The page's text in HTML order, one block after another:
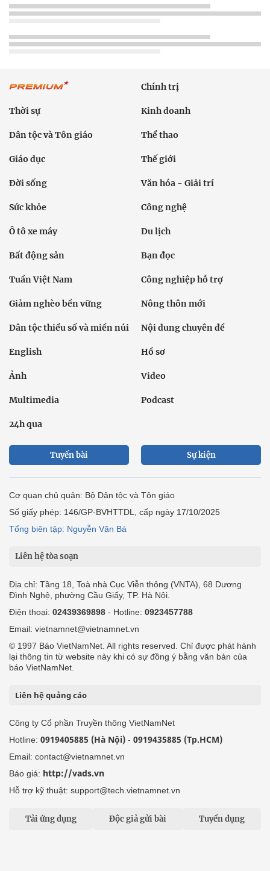
Chính trị
Thời sự Kinh doanh
Dân tộc và Tôn giáo Thể thao
Giáo dục Thế giới
Đời sống Văn hóa - Giải trí
Sức khỏe Công nghệ
Ô tô xe máy Du lịch
Bất động sản Bạn đọc
Tuần Việt Nam Công nghiệp hỗ trợ
Giảm nghèo bền vững Nông thôn mới
Dân tộc thiểu số và miền núi Nội dung chuyên đề
English Hồ sơ
Ảnh Video
Multimedia Podcast
24h qua
Tuyến bài Sự kiện
Cơ quan chủ quản: Bộ Dân tộc và Tôn giáo
Số giấy phép: 146/GP-BVHTTDL, cấp ngày 17/10/2025
Tổng biên tập: Nguyễn Văn Bá
Liên hệ tòa soạn
Địa chỉ: Tầng 18, Toà nhà Cục Viễn thông (VNTA), 68 Dương
Đình Nghệ, phường Cầu Giấy, TP. Hà Nội.
Điện thoại: 02439369898 - Hotline: 0923457788
Email: vietnamnet@vietnamnet.vn
© 1997 Báo VietNamNet. All rights reserved. Chỉ được phát hành
lại thông tin từ website này khi có sự đồng ý bằng văn bản của
báo VietNamNet.
Liên hệ quảng cáo
Công ty Cổ phần Truyền thông VietNamNet
Hotline: 0919405885 (Hà Nội) - 0919435885 (Tp.HCM)
Email: contact@vietnamnet.vn
Báo giá: http://vads.vn
Hỗ trợ kỹ thuật: support@tech.vietnamnet.vn
Tải ứng dụng Độc giả gửi bài Tuyển dụng